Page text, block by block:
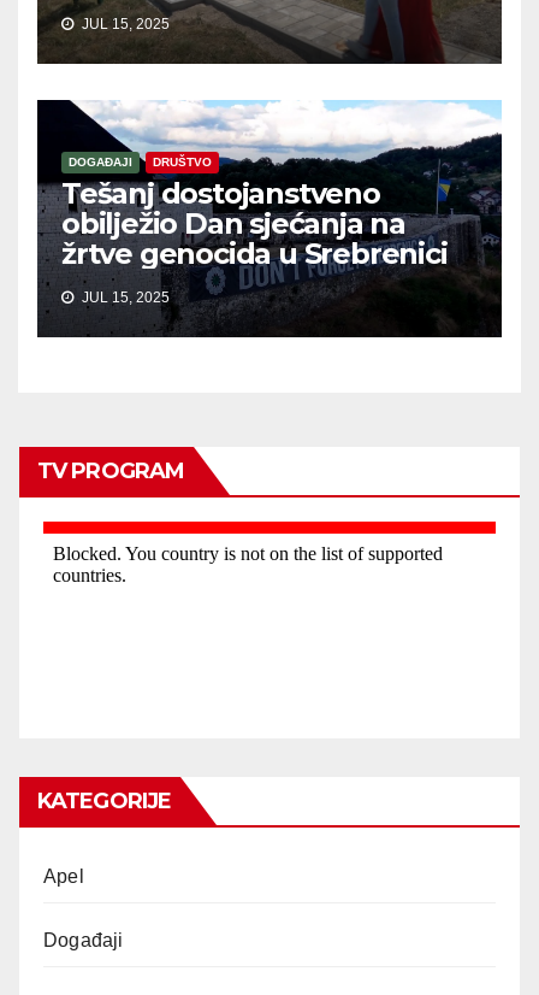
JUL 15, 2025
DOGAĐAJI DRUŠTVO
Tešanj dostojanstveno
obilježio Dan sjećanja na
žrtve genocida u Srebrenici
JUL 15, 2025
TV PROGRAM
KATEGORIJE
Apel
Događaji